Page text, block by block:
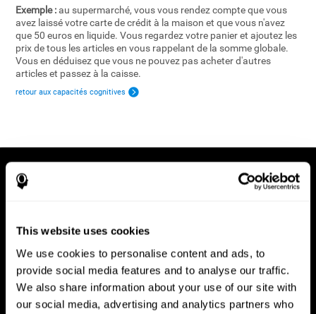
This website uses cookies
We use cookies to personalise content and ads, to
provide social media features and to analyse our traffic.
We also share information about your use of our site with
our social media, advertising and analytics partners who
Exemple :au supermarché, vous vous rendez compte que vous
avez laissé votre carte de crédit à la maison et que vous n'avez
que 50 euros en liquide. Vous regardez votre panier et ajoutez les
prix de tous les articles en vous rappelant de la somme globale.
Vous en déduisez que vous ne pouvez pas acheter d'autres
articles et passez à la caisse.
retour aux capacités cognitives